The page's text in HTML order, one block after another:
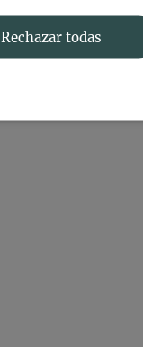
Rechazar todas